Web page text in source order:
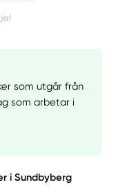
som utgår från
som arbetar i
i Sundbyberg